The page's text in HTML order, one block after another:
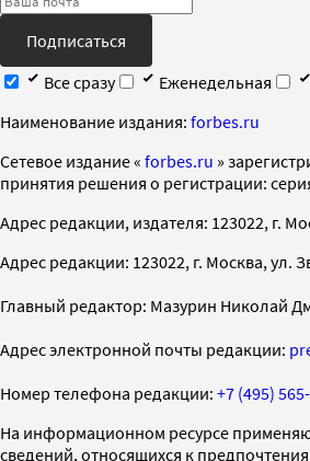
Подписаться
Все сразу
Еженедельная
Наименование издания: forbes.ru
Cетевое издание « forbes.ru »
принятия решения о регистрации:
Адрес редакции, издателя: 123022, г.
Адрес редакции: 123022, г. Москва, ул.
Главный редактор: Мазурин Николай
Адрес электронной почты редакции:
Номер телефона редакции: +7 (495)
На информационном ресурсе
сведений, относящихся к